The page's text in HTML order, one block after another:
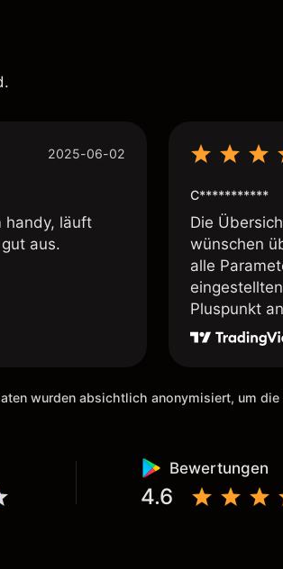
2025-06-02
handy, läuft
aus.
C***********
Die
wünschen
alle
Pluspunkt
wurden absichtlich anonymisiert, um
Bewertungen
4.6